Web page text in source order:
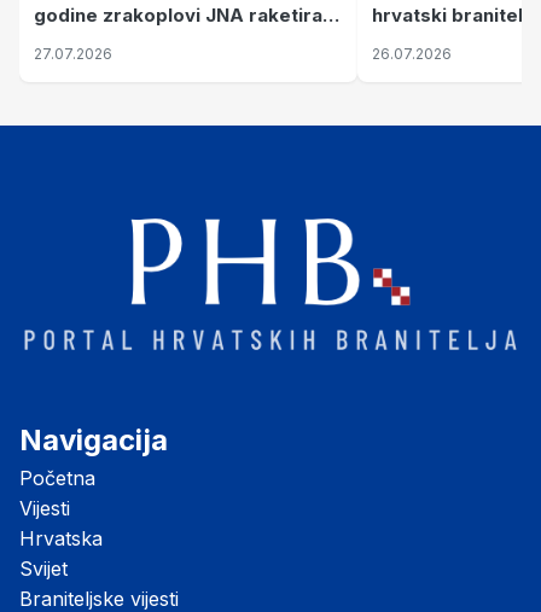
godine zrakoplovi JNA raketirali
su vojarnu i obučni centar "Nikola
27.07.2026
hrvatski branitelji
pronalaze mir
26.07.2026
Navigacija
Početna
Vijesti
Hrvatska
Svijet
Braniteljske vijesti